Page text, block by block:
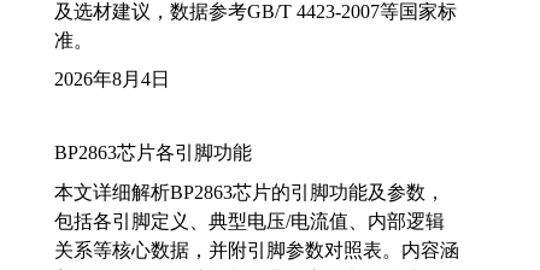
及选材建议，数据参考GB/T 4423-2007等国家标
准。
2026年8月4日
BP2863芯片各引脚功能
本文详细解析BP2863芯片的引脚功能及参数，
包括各引脚定义、典型电压/电流值、内部逻辑
关系等核心数据，并附引脚参数对照表。内容涵